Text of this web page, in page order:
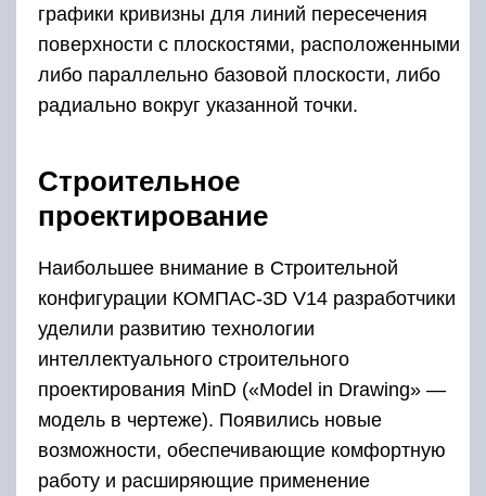
графики кривизны для линий пересечения
поверхности с плоскостями, расположенными
либо параллельно базовой плоскости, либо
радиально вокруг указанной точки.
Строительное
проектирование
Наибольшее внимание в Строительной
конфигурации КОМПАС-3D V14 разработчики
уделили развитию технологии
интеллектуального строительного
проектирования MinD («Model in Drawing» —
модель в чертеже). Появились новые
возможности, обеспечивающие комфортную
работу и расширяющие применение